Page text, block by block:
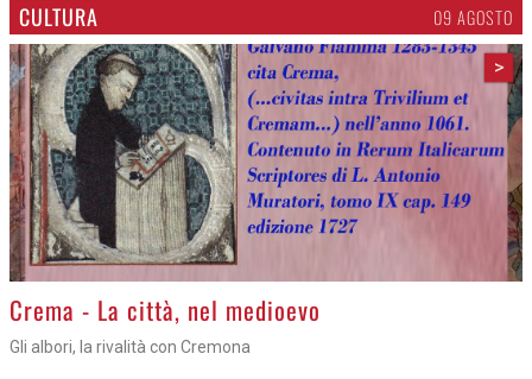
CULTURA 09 AGOSTO
>
Crema - La città, nel medioevo
Gli albori, la rivalità con Cremona